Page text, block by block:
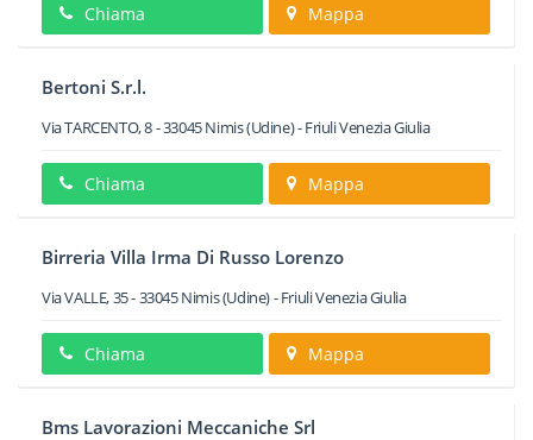
Chiama Mappa
Bertoni S.r.l.
Via TARCENTO, 8-33045Nimis(Udine) -Friuli Venezia Giulia
Chiama Mappa
Birreria Villa Irma Di Russo Lorenzo
Via VALLE, 35-33045Nimis(Udine) -Friuli Venezia Giulia
Chiama Mappa
Bms Lavorazioni Meccaniche Srl